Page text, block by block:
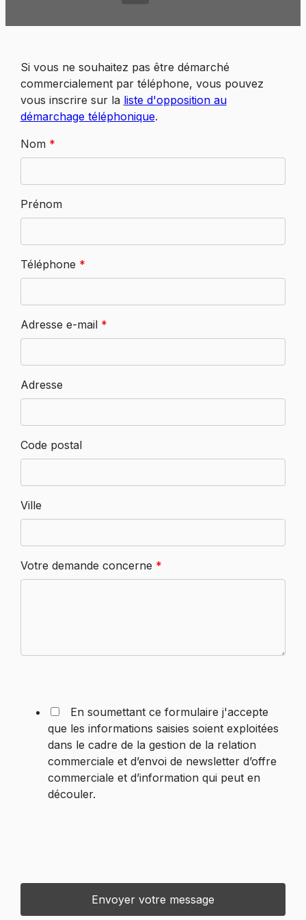
Si vous ne souhaitez pas être démarché
commercialement par téléphone, vous pouvez
vous inscrire sur la liste d'opposition au
démarchage téléphonique.
Nom *
Prénom
Téléphone *
Adresse e-mail *
Adresse
Code postal
Ville
Votre demande concerne *
En soumettant ce formulaire j'accepte
que les informations saisies soient exploitées
dans le cadre de la gestion de la relation
commerciale et d’envoi de newsletter d’offre
commerciale et d’information qui peut en
découler.